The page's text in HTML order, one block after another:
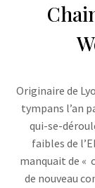
Originaire de
tympans l’an
qui-se-
faibles de
manquait de «
de nouveau